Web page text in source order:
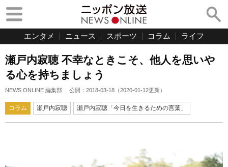
エンタメ ニュース スポーツ コラム ライフ
瀬戸内寂聴 不幸なときこそ、他人を思いや
る心を持ちましょう
NEWS ONLINE 編集部 公開： 2018-03-18 （2020-01-12更新）
コラム 瀬戸内寂聴 瀬戸内寂聴「今日を生きるための言葉」